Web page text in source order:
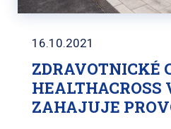
16.10.2021
ZDRAVOTNICKÉ
HEALTHACROSS
ZAHAJUJE